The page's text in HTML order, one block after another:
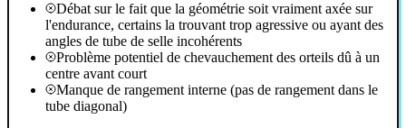
Débat sur le fait que la géométrie soit vraiment axée sur
l'endurance, certains la trouvant trop agressive ou ayant des
angles de tube de selle incohérents
Problème potentiel de chevauchement des orteils dû à un
centre avant court
Manque de rangement interne (pas de rangement dans le
tube diagonal)